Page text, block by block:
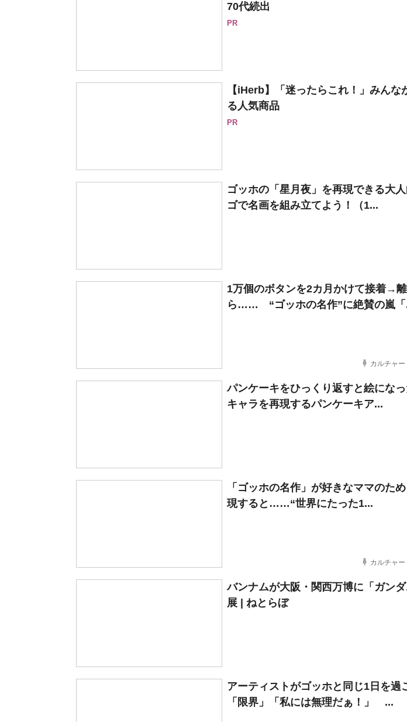
70代続出
PR
【iHerb】「迷ったらこれ！」みん
る人気商品
PR
ゴッホの「星月夜」を再現できる大
ゴで名画を組み立てよう！（1...
1万個のボタンを2カ月かけて接着→
ら…… “ゴッホの名作”に絶賛の嵐「
カルチャー
パンケーキをひっくり返すと絵にな
キャラを再現するパンケーキア...
「ゴッホの名作」が好きなママのた
現すると……“世界にたった1...
カルチャー
バンナムが大阪・関西万博に「ガン
展 | ねとらぼ
アーティストがゴッホと同じ1日を
「限界」「私には無理だぁ！」 ...